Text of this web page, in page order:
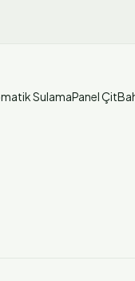
SulamaPanel Çit